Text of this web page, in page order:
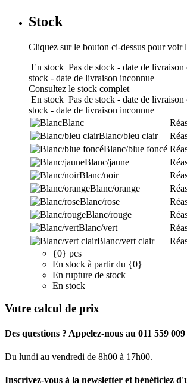
Stock
Cliquez sur le bouton ci-dessus pour voir
En stock Pas de stock - date de livraison
stock - date de livraison inconnue
Consultez le stock complet
En stock Pas de stock - date de livraison
stock - date de livraison inconnue
Blanc
Blanc/bleu clair
Blanc/blue foncé
Blanc/jaune
Blanc/noir
Blanc/orange
Blanc/rose
Blanc/rouge
Blanc/vert
Blanc/vert clair
{0} pcs
En stock à partir du {0}
En rupture de stock
En stock
Votre calcul de prix
Des questions ? Appelez-nous au 011 559 009
Du lundi au vendredi de 8h00 à 17h00.
Inscrivez-vous à la newsletter et bénéficiez